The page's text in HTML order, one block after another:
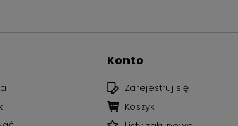
Konto
Zarejestruj się
Koszyk